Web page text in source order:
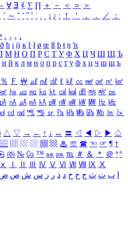
∀ ∃ ∮ ∑ ∏ ＋ － ＜ ＝
＞
´ ～ ˇ ˘ ˝ ˚ ˙ ¸ ¡ ¿ ː ！ ＇ ， ． ／
：
ⁿ ₁ ₂ ₃ ₄
ð ħ ı ĳ ĸ ŀ ł ø œ ß þ ŧ ŋ ŉ
М Н О П Р С Т У Ф Х Ц Ч Ш Щ Ъ
и й к л м н о п р с т у ф х ц ч ш щ ъ
％ Ｆ ￦ ㎕ ㎖ ㎗ ℓ ㎘ ㏄ ㎣ ㎤ ㎥ ㎦
㎢ ㏊ ㎍ ㎎ ㎏ ㏏ ㎈ ㎉ ㏈ ㎧ ㎨ ㎰
㎀ ㎁ ㎂ ㎃ ㎄ ㎺ ㎻ ㎽ ㎾ ㎿ ㎐ ㎑
㏅ ㎭ ㎮ ㎯ ㏛ ㎩ ㎪ ㎫ ㎬ ㏝ ㏐
㏓
△ ▽ → ← ↑ ↓ ↔ 〓 ◁ ◀ ▷ ▶ ♤
▤ ▨ ▧ ▦ ▩ ♨ ☏ ☎ ☜ ☞ ¶ †
㈜ № ㏇ ™ ㏂ ㏘ ℡ ＃ ＆ ＊ ＠ ª º
ⅹ Ⅳ Ⅴ Ⅵ Ⅶ Ⅷ Ⅸ Ⅹ
ب ت ث ج ح خ د ذ ر ز س ش ص